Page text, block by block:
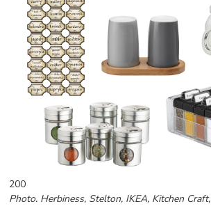
200
Photo. Herbiness, Stelton, IKEA, Kitchen